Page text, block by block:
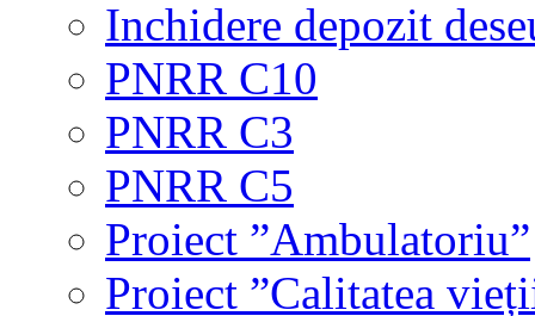
Inchidere depozit
PNRR C10
PNRR C3
PNRR C5
Proiect ”Ambulatoriu”
Proiect ”Calitatea